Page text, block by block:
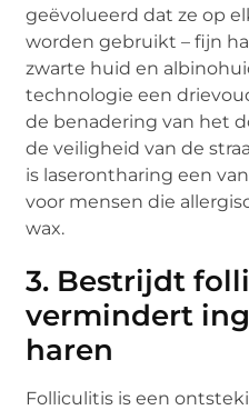
geëvolueerd dat ze op
worden gebruikt – fijn
zwarte huid en
technologie een
de benadering van het
de veiligheid van de
is laserontharing een
voor mensen die
wax.
3. Bestrijdt
vermindert
haren
Folliculitis is een